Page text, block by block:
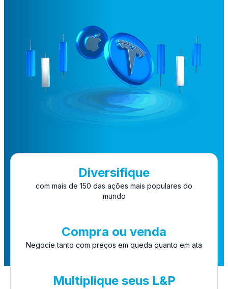
Diversifique
com mais de 150 das ações mais populares do
mundo
Compra ou venda
Negocie tanto com preços em queda quanto em ata
Multiplique seus L&P